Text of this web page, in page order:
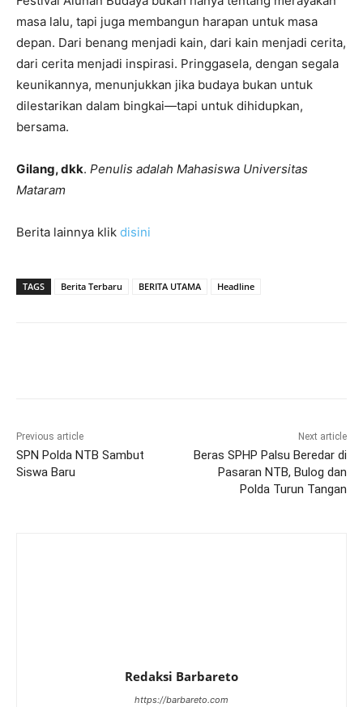
masa lalu, tapi juga membangun harapan untuk masa
depan. Dari benang menjadi kain, dari kain menjadi cerita,
dari cerita menjadi inspirasi. Pringgasela, dengan segala
keunikannya, menunjukkan jika budaya bukan untuk
dilestarikan dalam bingkai—tapi untuk dihidupkan,
bersama.
Gilang, dkk. Penulis adalah Mahasiswa Universitas
Mataram
Berita lainnya klik disini
TAGS Berita Terbaru BERITA UTAMA Headline
Previous article
SPN Polda NTB Sambut
Siswa Baru
Next article
Beras SPHP Palsu Beredar di
Pasaran NTB, Bulog dan
Polda Turun Tangan
Redaksi Barbareto
https://barbareto.com